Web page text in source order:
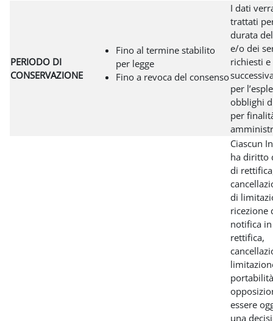
PERIODO DI
CONSERVAZIONE
Fino al termine stabilito
per legge
Fino a revoca del consenso
I dati
trattati
durata
e/o dei
richiesti e
per
obblighi
per
Ciascun
ha diritto
di
di
ricezione
notifica
rettifica,
essere
una